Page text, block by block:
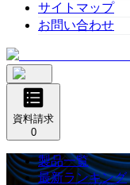
サイトマップ
お問い合わせ
資料請求
0
製品一覧
最新ランキング